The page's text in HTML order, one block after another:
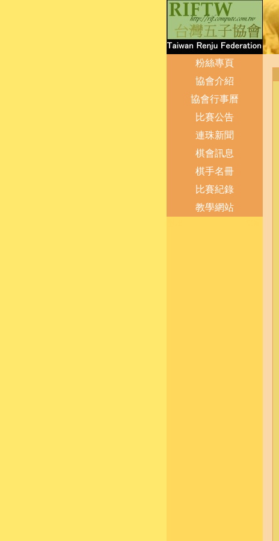
粉絲專頁
協會介紹
協會行事曆
比賽公告
連珠新聞
棋會訊息
棋手名冊
比賽紀錄
教學網站